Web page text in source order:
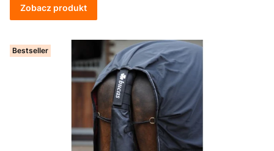
Zobacz produkt
Bestseller